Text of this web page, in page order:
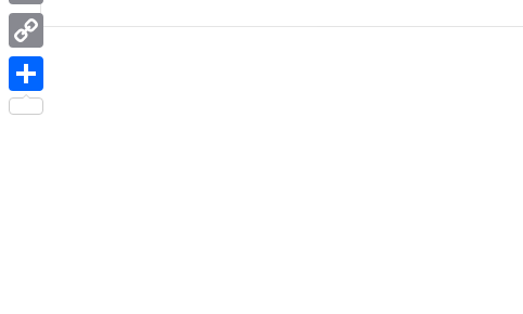
Email
Copy
Link
Share